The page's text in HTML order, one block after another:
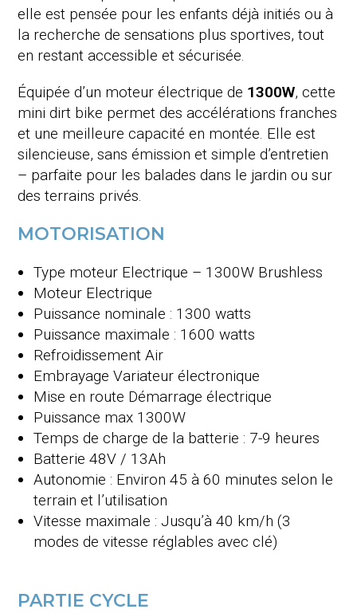
elle est pensée pour les enfants déjà initiés ou à
la recherche de sensations plus sportives, tout
en restant accessible et sécurisée.
Équipée d’un moteur électrique de 1300W, cette
mini dirt bike permet des accélérations franches
et une meilleure capacité en montée. Elle est
silencieuse, sans émission et simple d’entretien
– parfaite pour les balades dans le jardin ou sur
des terrains privés.
MOTORISATION
Type moteur Electrique – 1300W Brushless
Moteur Electrique
Puissance nominale : 1300 watts
Puissance maximale : 1600 watts
RefroidissementAir
EmbrayageVariateur électronique
Mise en route Démarrage électrique
Puissance max 1300W
Temps de charge de la batterie : 7-9 heures
Batterie 48V / 13Ah
Autonomie : Environ 45 à 60 minutes selon le
terrain et l’utilisation
Vitesse maximale : Jusqu’à 40 km/h (3
modes de vitesse réglables avec clé)
PARTIE CYCLE